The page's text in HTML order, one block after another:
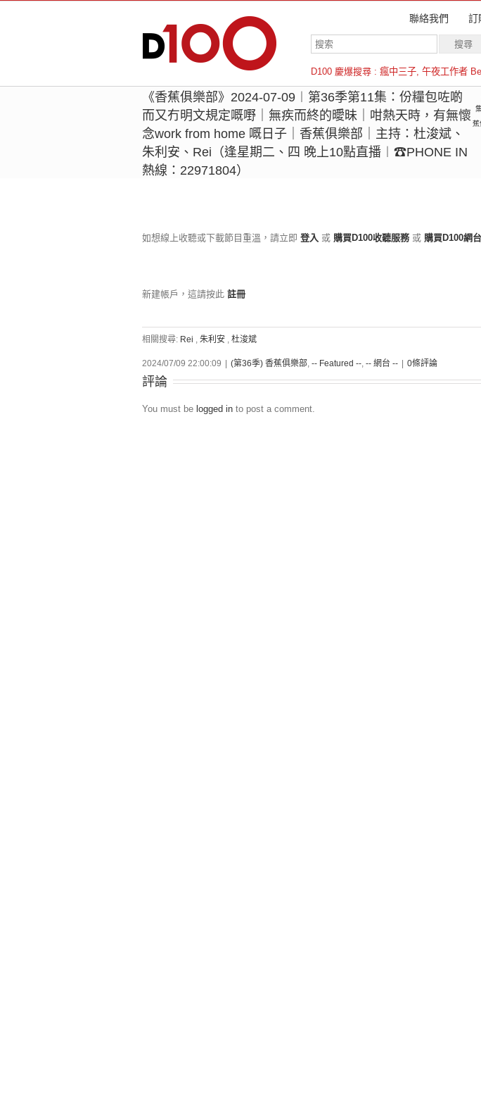
聯絡我們 訂
D100 慶爆搜尋 : 瘋中三子, 午夜工作者
羅倫斯
《香蕉俱樂部》2024-07-09︱第36季第11集：份糧包咗啲
而又冇明文規定嘅嘢｜無疾而終的曖昧｜咁熱天時，有無懷
念work from home 嘅日子｜香蕉俱樂部｜主持：杜浚斌、
朱利安、Rei（逢星期二、四 晚上10點直播︱☎PHONE IN
熱線：22971804）
蕉
如想線上收聽或下載節目重溫，請立即 登入 或 購買D100收聽服務 或 購買D100網
新建帳戶，這請按此 註冊
相關搜尋: Rei , 朱利安 , 杜浚斌
2024/07/09 22:00:09 (第36季) 香蕉俱樂部, -- Featured --, -- 網台 -- 0條評論
評論
You must be logged in to post a comment.